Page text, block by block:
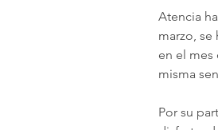
Atencia
marzo,
en el mes
misma
Por su